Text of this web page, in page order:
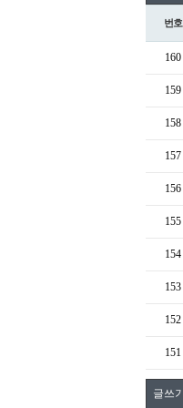
번호
160
159
158
157
156
155
154
153
152
151
글쓰기